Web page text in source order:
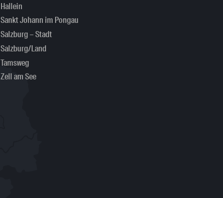
Hallein
Sankt Johann im Pongau
Salzburg – Stadt
Salzburg/Land
Tamsweg
Zell am See